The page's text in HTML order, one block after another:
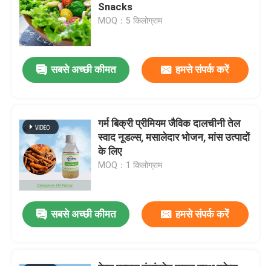
Snacks
MOQ：5 किलोग्राम
सबसे अच्छी कीमत हमसे संपर्क करें
गर्म बिक्री प्रीमियम जैविक दालचीनी तेल
स्वाद नूडल्स, मसालेदार भोजन, मांस उत्पादों
के लिए
MOQ：1 किलोग्राम
सबसे अच्छी कीमत हमसे संपर्क करें